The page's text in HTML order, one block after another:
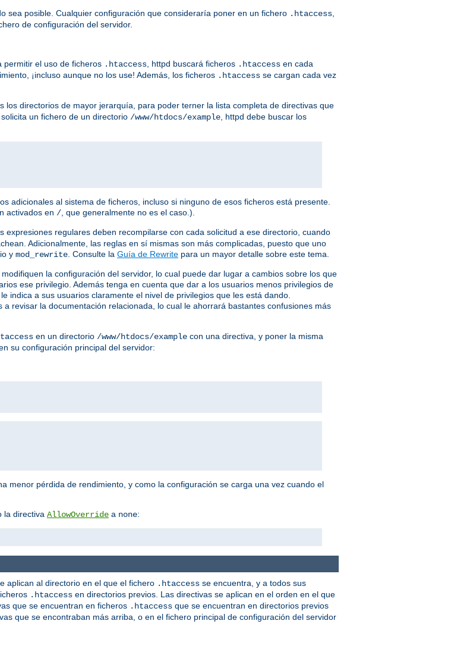
sea posible. Cualquier configuración que consideraría poner en un fichero .htaccess,
de configuración del servidor.
permitir el uso de ficheros .htaccess, httpd buscará ficheros .htaccess en cada
¡incluso aunque no los use! Además, los ficheros .htaccess se cargan cada vez
los directorios de mayor jerarquía, para poder terner la lista completa de directivas que
un fichero de un directorio /www/htdocs/example, httpd debe buscar los
adicionales al sistema de ficheros, incluso si ninguno de esos ficheros está presente.
activados en /, que generalmente no es el caso.).
expresiones regulares deben recompilarse con cada solicitud a ese directorio, cuando
Adicionalmente, las reglas en sí mismas son más complicadas, puesto que uno
y mod_rewrite. Consulte la Guía de Rewrite para un mayor detalle sobre este tema.
la configuración del servidor, lo cual puede dar lugar a cambios sobre los que
ese privilegio. Además tenga en cuenta que dar a los usuarios menos privilegios de
indica a sus usuarios claramente el nivel de privilegios que les está dando.
a revisar la documentación relacionada, lo cual le ahorrará bastantes confusiones más
en un directorio /www/htdocs/example con una directiva, y poner la misma
su configuración principal del servidor:
menor pérdida de rendimiento, y como la configuración se carga una vez cuando el
la directiva AllowOverride a none:
aplican al directorio en el que el fichero .htaccess se encuentra, y a todos sus
.htaccess en directorios previos. Las directivas se aplican en el orden en el que
que se encuentran en ficheros .htaccess que se encuentran en directorios previos
que se encontraban más arriba, o en el fichero principal de configuración del servidor